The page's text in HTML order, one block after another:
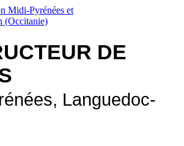
DE
Languedoc-